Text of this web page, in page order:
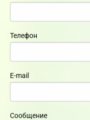
Телефон
E-mail
Сообщение